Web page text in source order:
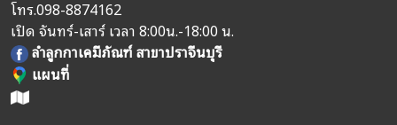
โทร.098-8874162
เปิด จันทร์-เสาร์ เวลา 8:00น.-18:00 น.
ลำลูกกาเคมีภัณฑ์ สาขาปราจีนบุรี
แผนที่